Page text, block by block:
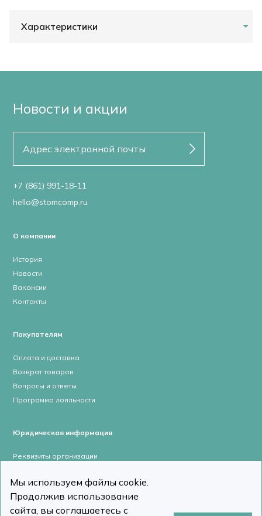
Характеристики
Новости и акции
+7 (861) 991-18-11
hello@stomcomp.ru
О компании
История
Новости
Вакансии
Контакты
Покупателям
Оплата и доставка
Возврат товаров
Вопросы и ответы
Программа лояльности
Юридическая информация
Реквизиты организации
Пользовательское соглашение
Политика конфиденциальности
Мы используем файлы cookie.
Продолжив использование
сайта, вы соглашаетесь с